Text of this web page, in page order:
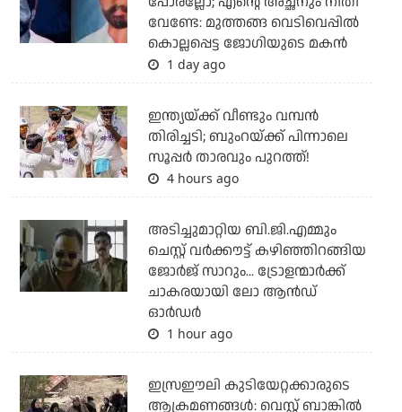
വേണ്ടേ: മുത്തങ്ങ വെടിവെപ്പില്‍
കൊല്ലപ്പെട്ട ജോഗിയുടെ മകന്‍
1 day ago
ഇന്ത്യയ്ക്ക് വീണ്ടും വമ്പന്‍
തിരിച്ചടി; ബുംറയ്ക്ക് പിന്നാലെ
സൂപ്പര്‍ താരവും പുറത്ത്!
4 hours ago
അടിച്ചുമാറ്റിയ ബി.ജി.എമ്മും
ചെസ്റ്റ് വര്‍ക്കൗട്ട് കഴിഞ്ഞിറങ്ങിയ
ജോര്‍ജ് സാറും... ട്രോളന്മാര്‍ക്ക്
ചാകരയായി ലോ ആന്‍ഡ്
ഓര്‍ഡര്‍
1 hour ago
ഇസ്രഈലി കുടിയേറ്റക്കാരുടെ
ആക്രമണങ്ങള്‍: വെസ്റ്റ് ബാങ്കില്‍